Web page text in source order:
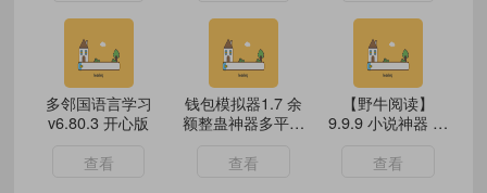
多邻国语言学习
v6.80.3 开心版
查看
钱包模拟器1.7 余
额整蛊神器多平台
查看
【野牛阅读】
9.9.9 小说神器 解
查看